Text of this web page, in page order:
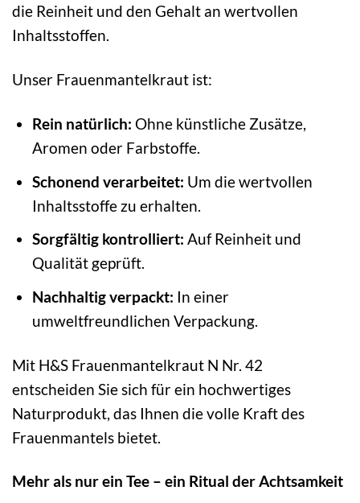
die Reinheit und den Gehalt an wertvollen
Inhaltsstoffen.
Unser Frauenmantelkraut ist:
Rein natürlich: Ohne künstliche Zusätze,
Aromen oder Farbstoffe.
Schonend verarbeitet: Um die wertvollen
Inhaltsstoffe zu erhalten.
Sorgfältig kontrolliert: Auf Reinheit und
Qualität geprüft.
Nachhaltig verpackt: In einer
umweltfreundlichen Verpackung.
Mit H&S Frauenmantelkraut N Nr. 42
entscheiden Sie sich für ein hochwertiges
Naturprodukt, das Ihnen die volle Kraft des
Frauenmantels bietet.
Mehr als nur ein Tee – ein Ritual der Achtsamkeit